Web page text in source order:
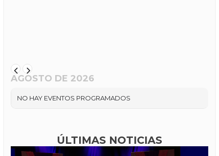
AGOSTO DE 2026
NO HAY EVENTOS PROGRAMADOS
ÚLTIMAS NOTICIAS